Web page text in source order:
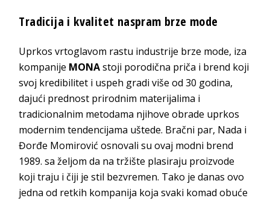
Tradicija i kvalitet naspram brze mode
Uprkos vrtoglavom rastu industrije brze mode, iza
kompanije MONAstoji porodična priča i brend koji
svoj kredibilitet i uspeh gradi više od 30 godina,
dajući prednost prirodnim materijalima i
tradicionalnim metodama njihove obrade uprkos
modernim tendencijama uštede. Bračni par, Nada i
Đorđe Momirović osnovali su ovaj modni brend
1989. sa željom da na tržište plasiraju proizvode
koji traju i čiji je stil bezvremen. Tako je danas ovo
jedna od retkih kompanija koja svaki komad obuće